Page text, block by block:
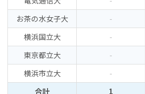
お茶の水女子大
-
横浜国立大
-
東京都立大
-
横浜市立大
-
合計
1